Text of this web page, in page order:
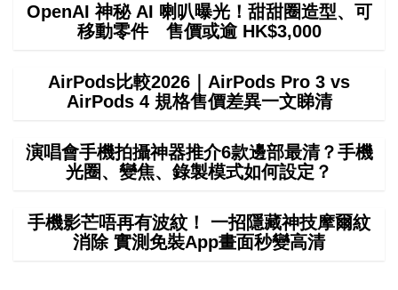
OpenAI 神秘 AI 喇叭曝光！甜甜圈造型、可
移動零件 售價或逾 HK$3,000
AirPods比較2026｜AirPods Pro 3 vs
AirPods 4 規格售價差異一文睇清
演唱會手機拍攝神器推介6款邊部最清？手機
光圈、變焦、錄製模式如何設定？
手機影芒唔再有波紋！ 一招隱藏神技摩爾紋
消除 實測免裝App畫面秒變高清